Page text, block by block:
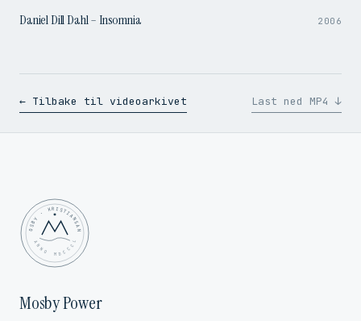
Daniel Dill Dahl – Insomnia 2006
← Tilbake til videoarkivet Last ned MP4 ↓
MOSBY · KRISTIANSAND
✦ ANNO MDCCCL ✦
Mosby Power